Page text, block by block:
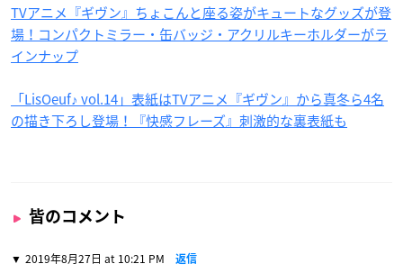
TVアニメ『ギヴン』ちょこんと座る姿がキュートなグッズが登
場！コンパクトミラー・缶バッジ・アクリルキーホルダーがラ
インナップ
「LisOeuf♪ vol.14」表紙はTVアニメ『ギヴン』から真冬ら4名
の描き下ろし登場！『快感フレーズ』刺激的な裏表紙も
皆のコメント
2019年8月27日 at 10:21 PM 返信